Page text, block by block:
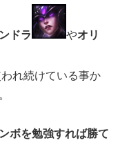
ドラ やオリ
れ続けている事か
ボを勉強すれば勝て